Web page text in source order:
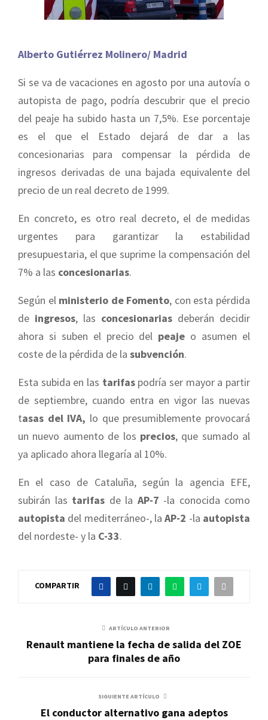
Alberto Gutiérrez Molinero/ Madrid
Si se va de vacaciones en agosto por una autovía o
autopista de pago, podría descubrir que el precio
del peaje ha subido hasta un 7,5%. Ese porcentaje
es el que el Estado dejará de dar a las
concesionarias para compensar la pérdida de
ingresos derivadas de una bajada equivalente del
precio de un real decreto de 1999.
En concreto, es otro real decreto, el de medidas
urgentes para garantizar la estabilidad
presupuestaria, el que suprime la compensación del
7% a las concesionarias.
Según el ministerio de Fomento, con esta pérdida
de ingresos, las concesionarias deberán decidir
ahora si suben el precio del peaje o asumen el
coste de la pérdida de la subvención.
Esta subida en las tarifaspodría ser mayor a partir
de septiembre, cuando entra en vigor las nuevas
tasas del IVA, lo que presumiblemente provocará
un nuevo aumento de los precios, que sumado al
ya aplicado ahora llegaría al 10%.
En el caso de Cataluña, según la agencia EFE,
subirán las tarifas de la AP-7 -la conocida como
autopista del mediterráneo-, laAP-2 -la autopista
del nordeste- y la C-33.
COMPARTIR
ARTÍCULO ANTERIOR
Renault mantiene la fecha de salida del ZOE
para finales de año
SIGUIENTE ARTÍCULO
El conductor alternativo gana adeptos